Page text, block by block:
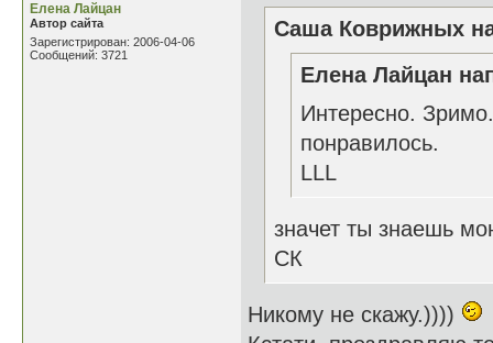
Елена Лайцан
Автор сайта
Зарегистрирован: 2006-04-06
Сообщений: 3721
Саша Коврижных
Елена Лайцан
Интересно.
понравилось.
LLL
значет ты знаешь
СК
Никому не скажу.))))